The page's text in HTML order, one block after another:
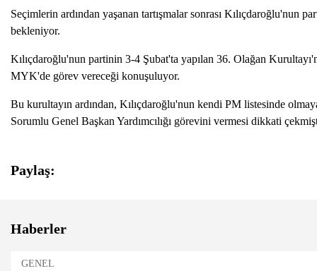
Seçimlerin ardından yaşanan tartışmalar sonrası
bekleniyor.
Kılıçdaroğlu'nun partinin 3-4 Şubat'ta yapılan 36. Olağan
MYK'de görev vereceği konuşuluyor.
Bu kurultayın ardından, Kılıçdaroğlu'nun kendi PM listesinde
Sorumlu Genel Başkan Yardımcılığı görevini vermesi dikkati
Paylaş:
Haberler
GENEL